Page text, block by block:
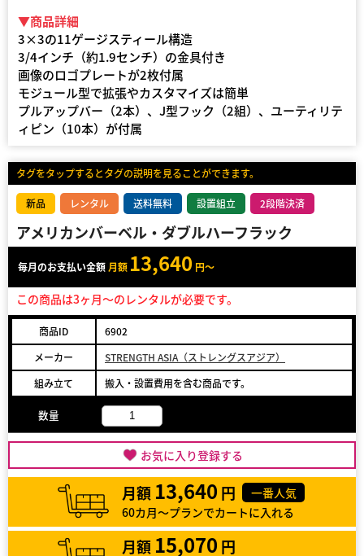
▼商品詳細
3×3の11ゲージスティール構造
3/4インチ（約1.9センチ）の金具付き
画像のロゴプレートが2枚付属
モジュール型で拡張やカスタマイズは簡単
プルアップバー（2本）、J型フック（2組）、ユーティリテ
ィピン（10本）が付属
タグをタップするとタグの説明を見ることができます。
新品 レンタル 送料無料 設置組立 2段階決済
アメリカンバーベル・ダブルハーフラック
毎月のお支払い金額 月額 13,640 円～
この商品は3ヶ月～のレンタルが必要です。
商品ID
6902
メーカー
STRENGTH ASIA（ストレングスアジア）
組み立て
搬入・設置費用を含む商品です。
数量
お気に入り登録する
月額 13,640 円
一番人気
60カ月～プランでカートに入れる
月額 15,070 円